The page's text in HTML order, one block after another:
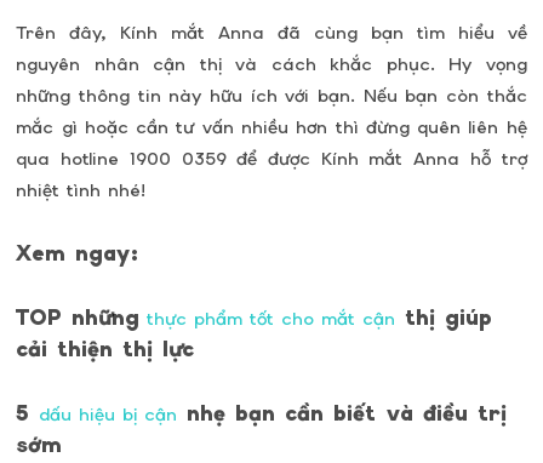
Trên đây, Kính mắt Anna đã cùng bạn tìm hiểu về
nguyên nhân cận thị và cách khắc phục. Hy vọng
những thông tin này hữu ích với bạn. Nếu bạn còn thắc
mắc gì hoặc cần tư vấn nhiều hơn thì đừng quên liên hệ
qua hotline 1900 0359 để được Kính mắt Anna hỗ trợ
nhiệt tình nhé!
Xem ngay:
TOP những thực phẩm tốt cho mắt cận thị giúp
cải thiện thị lực
5 dấu hiệu bị cận nhẹ bạn cần biết và điều trị
sớm